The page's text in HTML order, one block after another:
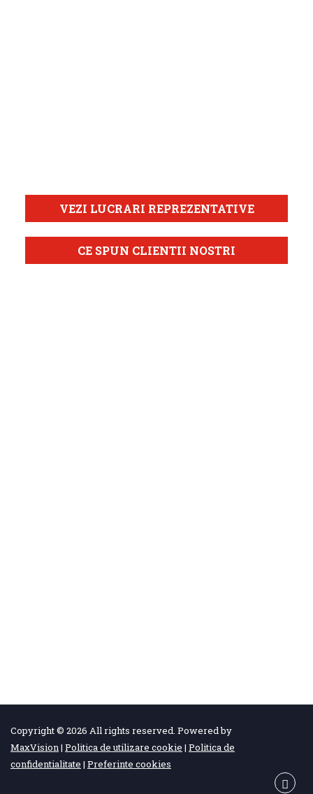
VEZI LUCRARI REPREZENTATIVE
CE SPUN CLIENTII NOSTRI
Copyright © 2026 All rights reserved. Powered by
MaxVision| Politica de utilizare cookie | Politica de
confidentialitate | Preferinte cookies